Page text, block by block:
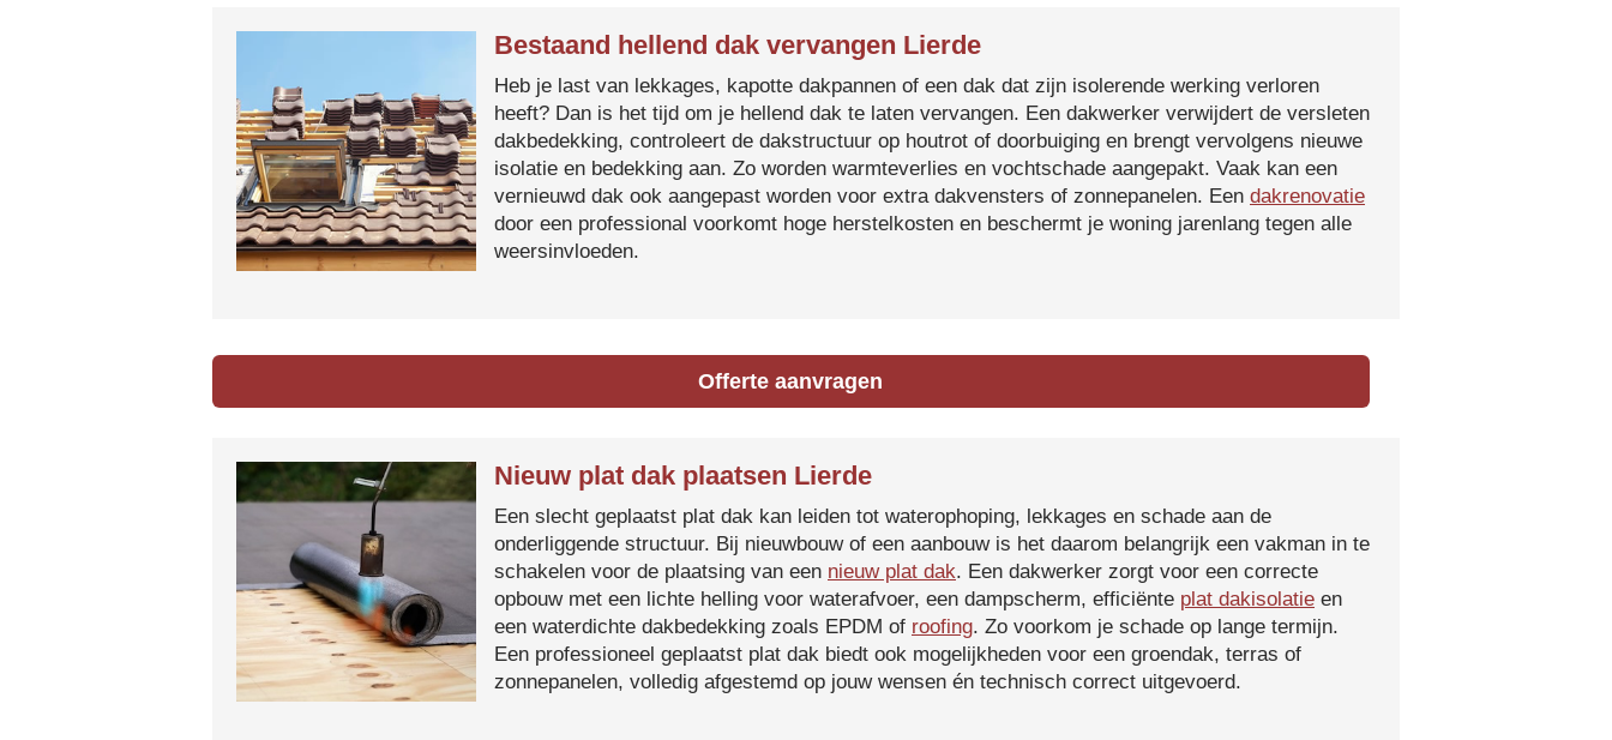
Bestaand hellend dak vervangen Lierde
Heb je last van lekkages, kapotte dakpannen of een dak dat zijn isolerende werking verloren
heeft? Dan is het tijd om je hellend dak te laten vervangen. Een dakwerker verwijdert de versleten
dakbedekking, controleert de dakstructuur op houtrot of doorbuiging en brengt vervolgens nieuwe
isolatie en bedekking aan. Zo worden warmteverlies en vochtschade aangepakt. Vaak kan een
vernieuwd dak ook aangepast worden voor extra dakvensters of zonnepanelen. Een dakrenovatie
door een professional voorkomt hoge herstelkosten en beschermt je woning jarenlang tegen alle
weersinvloeden.
Offerte aanvragen
Nieuw plat dak plaatsen Lierde
Een slecht geplaatst plat dak kan leiden tot waterophoping, lekkages en schade aan de
onderliggende structuur. Bij nieuwbouw of een aanbouw is het daarom belangrijk een vakman in te
schakelen voor de plaatsing van een nieuw plat dak. Een dakwerker zorgt voor een correcte
opbouw met een lichte helling voor waterafvoer, een dampscherm, efficiënte plat dakisolatie en
een waterdichte dakbedekking zoals EPDM of roofing. Zo voorkom je schade op lange termijn.
Een professioneel geplaatst plat dak biedt ook mogelijkheden voor een groendak, terras of
zonnepanelen, volledig afgestemd op jouw wensen én technisch correct uitgevoerd.